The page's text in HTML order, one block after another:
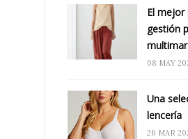
El mejor
gestión
08 MAY
Una
lencería
26 MAR